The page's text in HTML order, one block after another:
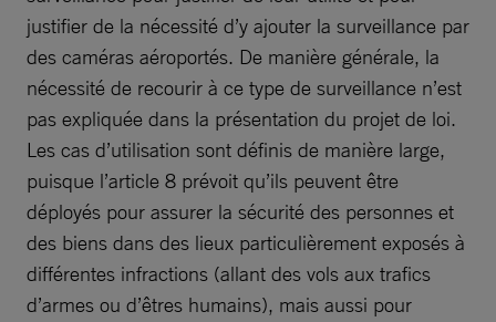
justifier de la nécessité d’y ajouter la surveillance par
des caméras aéroportés. De manière générale, la
nécessité de recourir à ce type de surveillance n’est
pas expliquée dans la présentation du projet de loi.
Les cas d’utilisation sont définis de manière large,
puisque l’article 8 prévoit qu’ils peuvent être
déployés pour assurer la sécurité des personnes et
des biens dans des lieux particulièrement exposés à
différentes infractions (allant des vols aux trafics
d’armes ou d’êtres humains), mais aussi pour